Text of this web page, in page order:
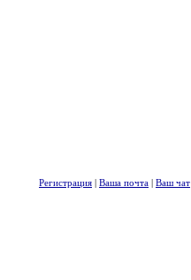
Регистрация | Ваша почта | Ваш чат